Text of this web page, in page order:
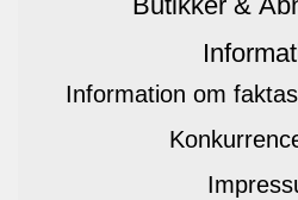
Information om